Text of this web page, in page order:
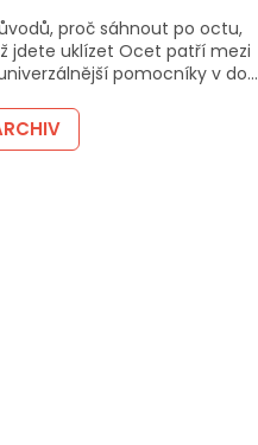
proč sáhnout po octu,
jdete uklízet Ocet patří mezi
pomocníky v do...